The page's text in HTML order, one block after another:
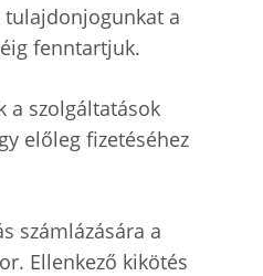
tulajdonjogunkat a
fenntartjuk.
a szolgáltatások
előleg fizetéséhez
számlázására a
Ellenkező kikötés